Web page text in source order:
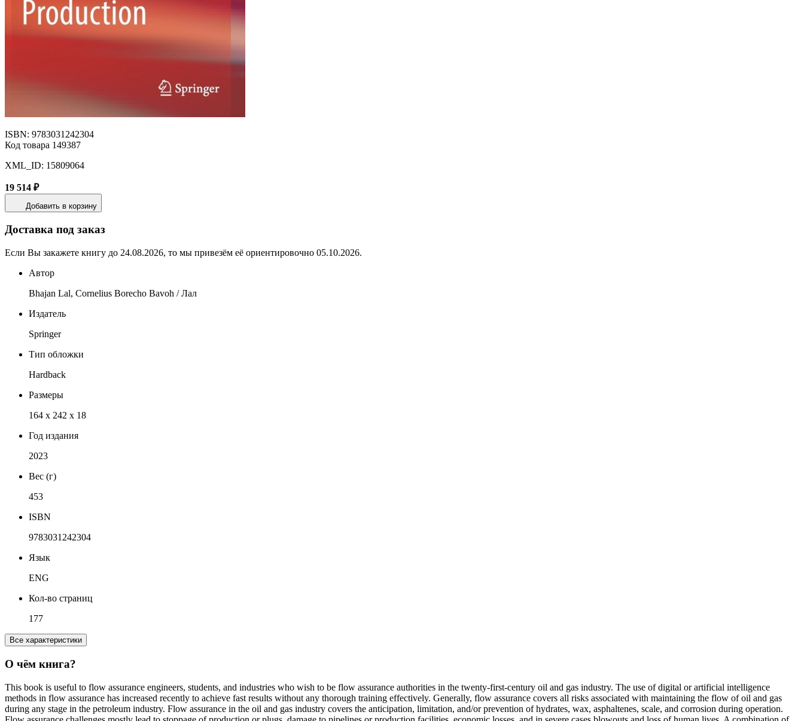
ISBN: 9783031242304
Код товара 149387
XML_ID: 15809064
19 514 ₽
Добавить в корзину
Доставка под заказ
Если Вы закажете книгу до 24.08.2026, то мы привезём её ориентировочно 05.10.2026.
Автор
Bhajan Lal, Cornelius Borecho Bavoh / Лал
Издатель
Springer
Тип обложки
Hardback
Размеры
164 x 242 x 18
Год издания
2023
Вес (г)
453
ISBN
9783031242304
Язык
ENG
Кол-во страниц
177
Все характеристики
О чём книга?
This book is useful to flow assurance engineers, students, and industries who wish to be flow assurance authorities in the twenty-first-century oil and gas industry. The use of digital or artificial intelligence
methods in flow assurance has increased recently to achieve fast results without any thorough training effectively. Generally, flow assurance covers all risks associated with maintaining the flow of oil and gas
during any stage in the petroleum industry. Flow assurance in the oil and gas industry covers the anticipation, limitation, and/or prevention of hydrates, wax, asphaltenes, scale, and corrosion during operation.